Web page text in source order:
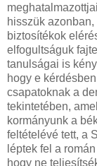
hisszük
biztosítékok
elfogultságuk
tanulságai is
hogy e
csapatoknak a
tekintetében,
kormányunk a
feltételévé tett, a
léptek fel a
hogy ne